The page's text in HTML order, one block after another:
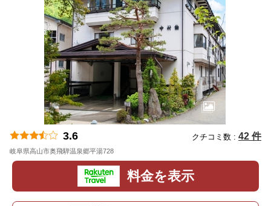
3.6 クチコミ数 : 42 件
岐阜県高山市奥飛騨温泉郷平湯728
料金を表示